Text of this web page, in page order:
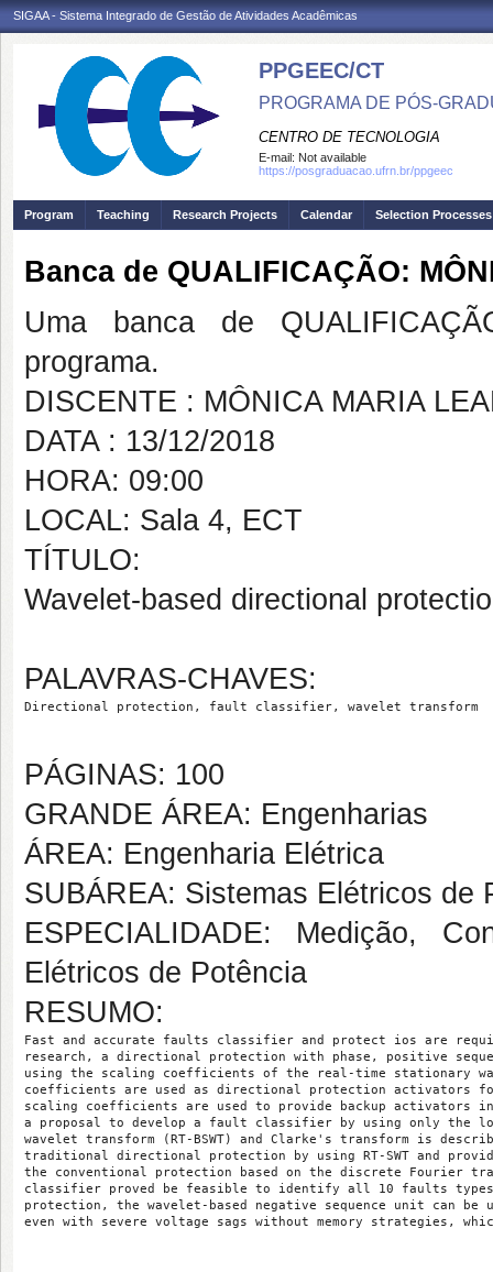
SIGAA - Sistema Integrado de Gestão de Atividades Acadêmicas
PPGEEC/CT
PROGRAMA DE PÓS-
CENTRO DE TECNOLOGIA
E-mail: Not available
https://posgraduacao.ufrn.br/ppgeec
Program Teaching Research Projects Calendar Selection Processes
Banca de QUALIFICAÇÃO:
Uma banca de
programa.
DISCENTE : MÔNICA MARIA
DATA : 13/12/2018
HORA: 09:00
LOCAL: Sala 4, ECT
TÍTULO:
Wavelet-based directional
PALAVRAS-CHAVES:
Directional protection, fault classifier, wavelet transform
PÁGINAS: 100
GRANDE ÁREA: Engenharias
ÁREA: Engenharia Elétrica
SUBÁREA: Sistemas Elétricos de
ESPECIALIDADE: Medição,
Elétricos de Potência
RESUMO:
Fast and accurate faults classifier and protect ios are
research, a directional protection with phase, positive
using the scaling coefficients of the real-time stationary
coefficients are used as directional protection activators
scaling coefficients are used to provide backup activators
a proposal to develop a fault classifier by using only the
wavelet transform (RT-BSWT) and Clarke's transform is
traditional directional protection by using RT-SWT and
the conventional protection based on the discrete Fourier
classifier proved be feasible to identify all 10 faults
protection, the wavelet-based negative sequence unit
even with severe voltage sags without memory strategies,